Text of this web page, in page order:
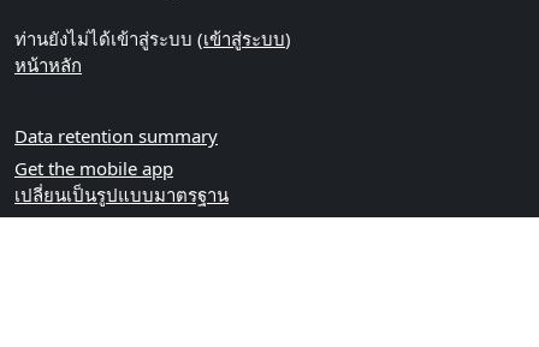
ท่านยังไม่ได้เข้าสู่ระบบ (เข้าสู่ระบบ)
หน้าหลัก
Data retention summary
Get the mobile app
เปลี่ยนเป็นรูปแบบมาตรฐาน